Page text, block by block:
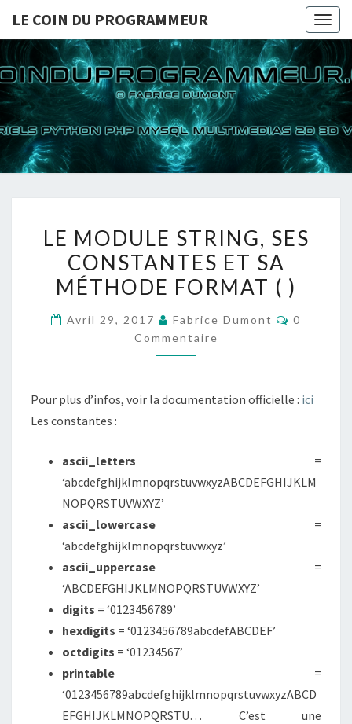
LE COIN DU PROGRAMMEUR
LE
TUTORIELS
PYTHON PHP
MYSQL
MULTIMEDIAS
2D 3D VIDEOS
MODULE
STRING,
SES
ET
LE MODULE STRING, SES
CONSTANTES ET SA
MÉTHODE FORMAT ( )
Avril 29, 2017 Fabrice Dumont
0
Commentaire
Pour plus d’infos, voir la documentation officielle : ici
Les constantes :
ascii_letters =
‘abcdefghijklmnopqrstuvwxyzABCDEFGHIJKLM
NOPQRSTUVWXYZ’
ascii_lowercase =
‘abcdefghijklmnopqrstuvwxyz’
ascii_uppercase =
‘ABCDEFGHIJKLMNOPQRSTUVWXYZ’
digits = ‘0123456789’
hexdigits = ‘0123456789abcdefABCDEF’
octdigits = ‘01234567’
printable =
‘0123456789abcdefghijklmnopqrstuvwxyzABCD
EFGHIJKLMNOPQRSTU… C’est une